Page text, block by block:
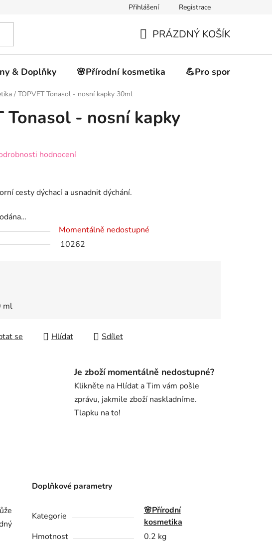
Obchodní podmínky Podmínky ochrany osobních
Přihlášení Registrace
KOŠÍK
PRÁZDNÝ KOŠÍK
& Doplňky 🌸Přírodní kosmetika 💪Pro sportovce
/ TOPVET Tonasol - nosní kapky 30ml
Tonasol - nosní kapky
hodnocení
cesty dýchací a usnadnit dýchání.
Momentálně nedostupné
10262
ml
se Hlídat Sdílet
Je zboží momentálně nedostupné?
Klikněte na Hlídat a Tim vám pošle
zprávu, jakmile zboží naskladníme.
Tlapku na to!
Doplňkové parametry
Kategorie
🌸Přírodní
kosmetika
Hmotnost
0.2 kg